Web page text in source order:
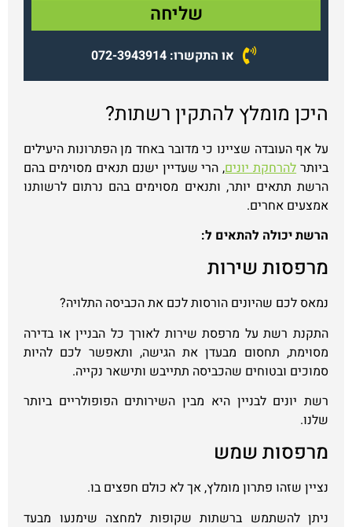
שליחה
או התקשרו: 072-3943914
היכן מומלץ להתקין רשתות?
על אף העובדה שציינו כי מדובר באחד מן הפתרונות היעילים
ביותר להרחקת יונים, הרי שעדיין ישנם תנאים מסוימים בהם
הרשת תתאים יותר, ותנאים מסוימים בהם נרתום לרשותנו
אמצעים אחרים.
הרשת יכולה להתאים ל:
מרפסות שירות
נמאס לכם שהיונים הורסות לכם את הכביסה התלויה?
התקנת רשת על מרפסת שירות לאורך כל הבניין או בדירה
מסוימת, תחסום מבעדן את הגישה, ותאפשר לכם להיות
סמוכים ובטוחים שהכביסה תתייבש ותישאר נקייה.
רשת יונים לבניין היא מבין השירותים הפופולריים ביותר
שלנו.
מרפסות שמש
נציין שזהו פתרון מומלץ, אך לא כולם חפצים בו.
ניתן להשתמש ברשתות שקופות למחצה שימנעו מבעד